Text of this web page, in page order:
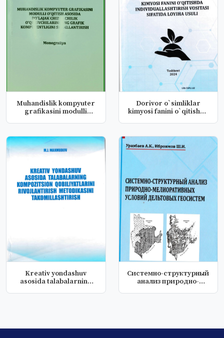
Muhandislik kompyuter
grafikasini modulli
Dorivor o`simliklar
kimyosi fanini o`qitishda
Kreativ yondashuv
asosida talabalarning
Системно-структурный
анализ природно-